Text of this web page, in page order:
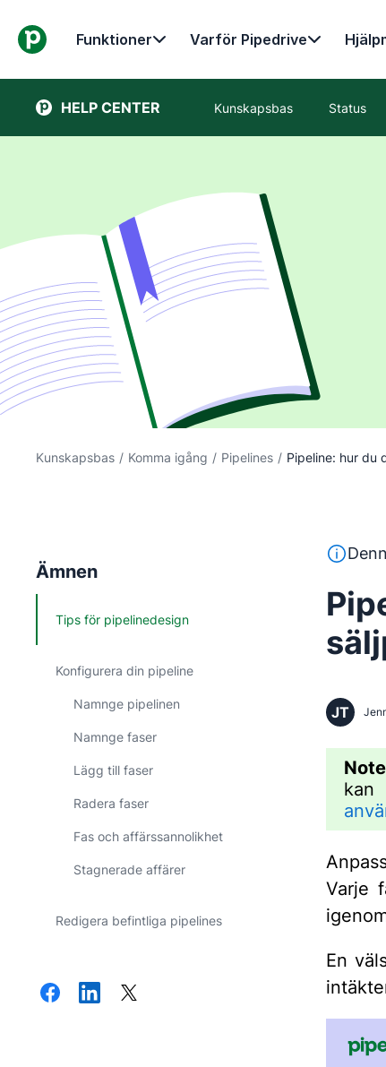
Funktioner Varför Pipedrive
HELP CENTER Kunskapsbas Status
Kunskapsbas / Komma igång / Pipelines / Pipeline: hur du
Ämnen
Tips för pipelinedesign
Konfigurera din pipeline
Namnge pipelinen
Namnge faser
Lägg till faser
Radera faser
Fas och affärssannolikhet
Stagnerade affärer
Redigera befintliga pipelines
Denna
JT
Varje
En